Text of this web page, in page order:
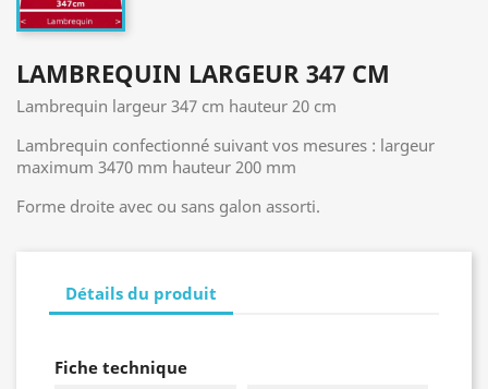
LAMBREQUIN LARGEUR 347 CM
Lambrequin largeur 347 cm hauteur 20 cm
Lambrequin confectionné suivant vos mesures : largeur
maximum 3470 mm hauteur 200 mm
Forme droite avec ou sans galon assorti.
Détails du produit
Fiche technique